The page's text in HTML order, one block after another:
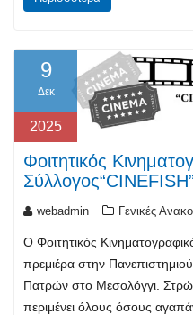
9
Δεκ
2025
Φοιτητικός
Σύλλογος“CINEFISH”
webadmin Γενικές
Ο Φοιτητικός
πρεμιέρα στην
Πατρών στο Μεσολόγγι.
περιμένει όλους όσους